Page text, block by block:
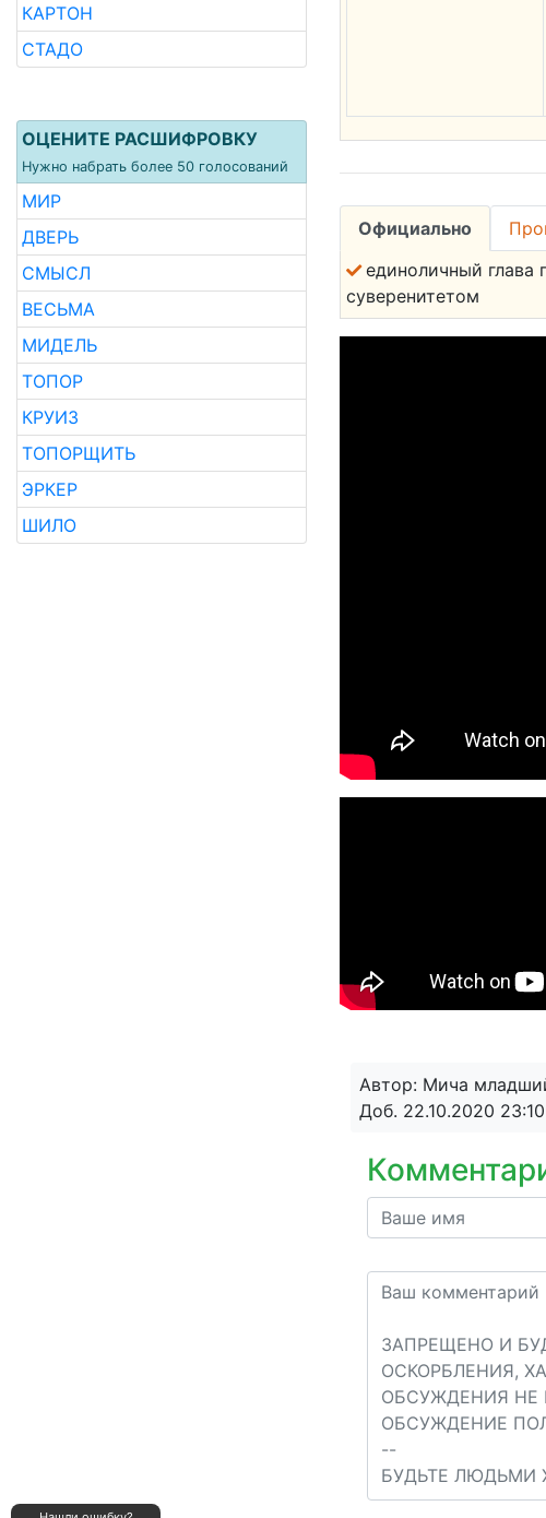
КАРТОН
СТАДО
ОЦЕНИТЕ РАСШИФРОВКУ
Нужно набрать более 50 голосований
МИР
ДВЕРЬ
СМЫСЛ
ВЕСЬМА
МИДЕЛЬ
ТОПОР
КРУИЗ
ТОПОРЩИТЬ
ЭРКЕР
ШИЛО
Официально
единоличный глава
суверенитетом
Автор: Мича
Доб. 22.10.2020 23:10